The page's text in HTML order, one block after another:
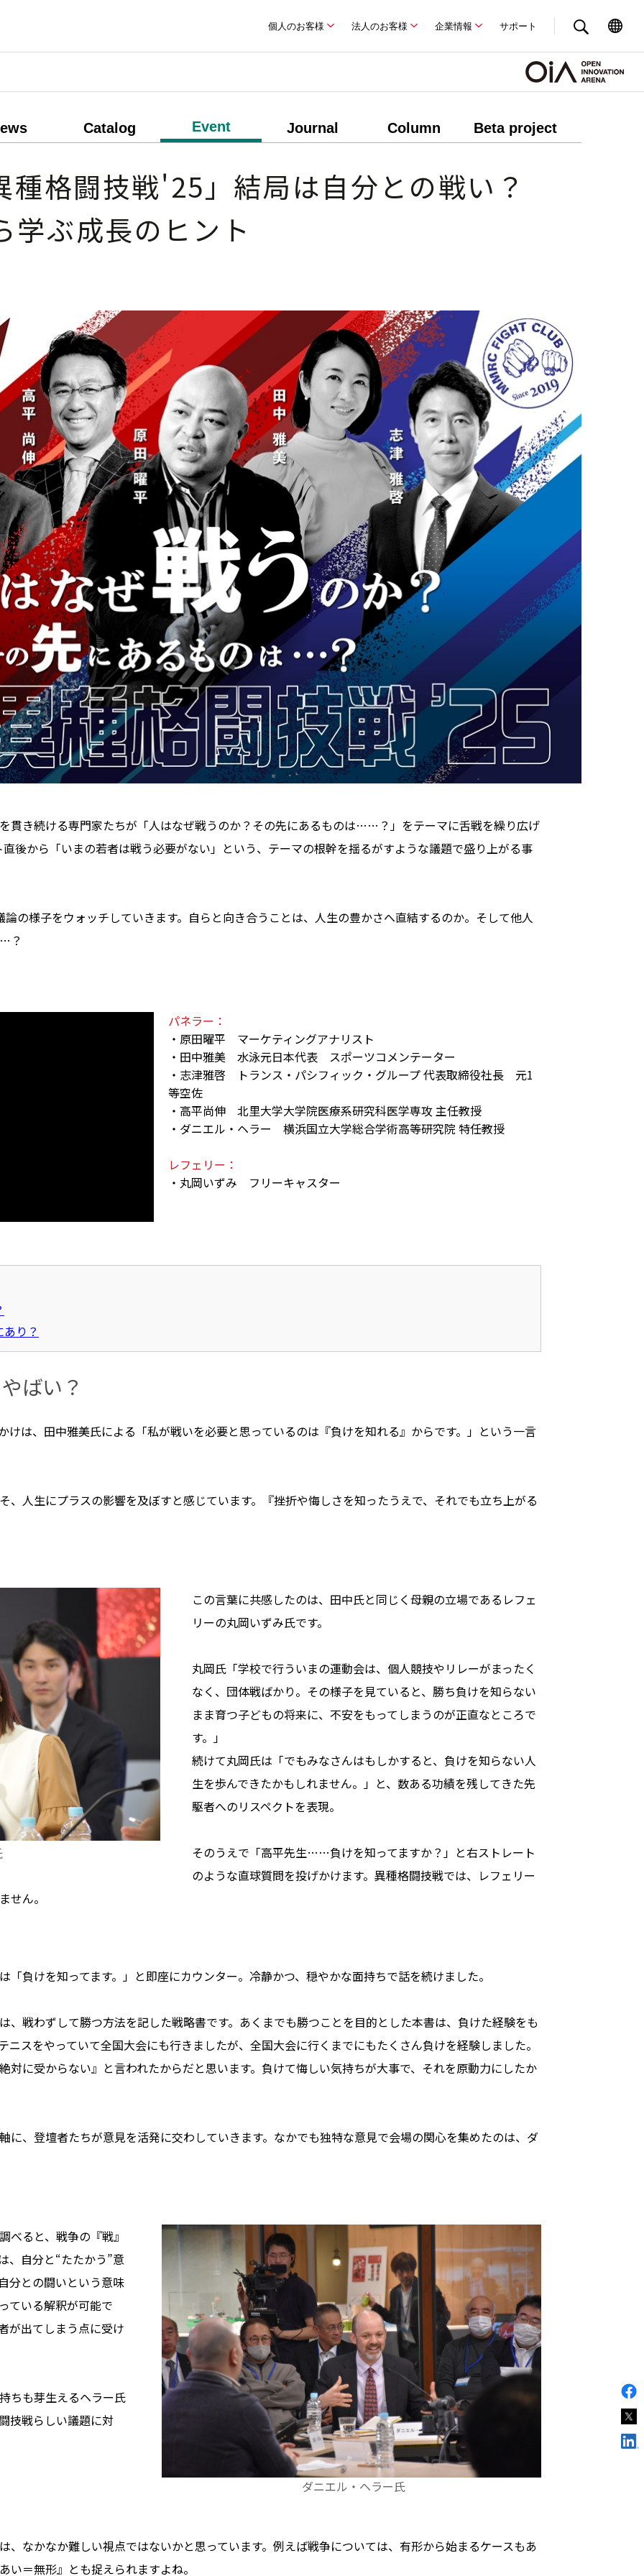
個人のお客様 法人のお客様 企業情報 サポート
Catalog Event Journal Column Beta project
格闘技戦'25」結局は自分との戦い？
学ぶ成長のヒント
貫き続ける専門家たちが「人はなぜ戦うのか？その先にあるものは……？」をテーマに舌戦を繰り広げ
後から「いまの若者は戦う必要がない」という、テーマの根幹を揺るがすような議題で盛り上がる事
の様子をウォッチしていきます。自らと向き合うことは、人生の豊かさへ直結するのか。そして他人
？
パネラー：
・原田曜平 マーケティングアナリスト
・田中雅美 水泳元日本代表 スポーツコメンテーター
・志津雅啓 トランス・パシフィック・グループ 代表取締役社長 元1
等空佐
・高平尚伸 北里大学大学院医療系研究科医学専攻 主任教授
・ダニエル・ヘラー 横浜国立大学総合学術高等研究院 特任教授
レフェリー：
・丸岡いずみ フリーキャスター
り？
ばい？
けは、田中雅美氏による「私が戦いを必要と思っているのは『負けを知れる』からです。」という一言
、人生にプラスの影響を及ぼすと感じています。『挫折や悔しさを知ったうえで、それでも立ち上がる
この言葉に共感したのは、田中氏と同じく母親の立場であるレフェ
リーの丸岡いずみ氏です。
丸岡氏「学校で行ういまの運動会は、個人競技やリレーがまったく
なく、団体戦ばかり。その様子を見ていると、勝ち負けを知らない
まま育つ子どもの将来に、不安をもってしまうのが正直なところで
す。」
続けて丸岡氏は「でもみなさんはもしかすると、負けを知らない人
生を歩んできたかもしれません。」と、数ある功績を残してきた先
駆者へのリスペクトを表現。
そのうえで「高平先生……負けを知ってますか？」と右ストレート
のような直球質問を投げかけます。異種格闘技戦では、レフェリー
せん。
負けを知ってます。」と即座にカウンター。冷静かつ、穏やかな面持ちで話を続けました。
、戦わずして勝つ方法を記した戦略書です。あくまでも勝つことを目的とした本書は、負けた経験をも
スをやっていて全国大会にも行きましたが、全国大会に行くまでにもたくさん負けを経験しました。
対に受からない』と言われたからだと思います。負けて悔しい気持ちが大事で、それを原動力にしたか
に、登壇者たちが意見を活発に交わしていきます。なかでも独特な意見で会場の関心を集めたのは、ダ
ダニエル・ヘラー氏
べると、戦争の『戦』
、自分と“たたかう”意
分との闘いという意味
ている解釈が可能で
が出てしまう点に受け
ちも芽生えるヘラー氏
技戦らしい議題に対
、なかなか難しい視点ではないかと思っています。例えば戦争については、有形から始まるケースもあ
＝無形』とも捉えられますよね。